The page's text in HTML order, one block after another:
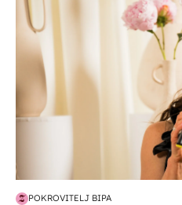
POKROVITELJ BIPA